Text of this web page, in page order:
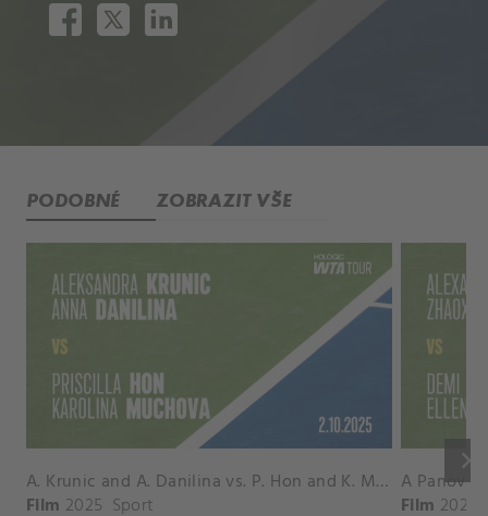
PODOBNÉ ZOBRAZIT VŠE
keyboard_arrow_right
A. Krunic and A. Danilina vs. P. Hon and K. Muchova Match Highlights - BEIJING_Capital Group Diamond ( October 02, 2025)
Film 2025 Sport Film 2026